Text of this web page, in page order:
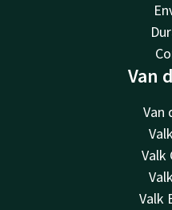
Van
Van
Valk
Valk